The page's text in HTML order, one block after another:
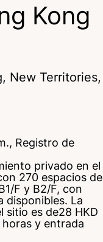
Kong
New Territories,
Registro de
privado en el
270 espacios de
F y B2/F, con
disponibles. La
sitio es de28 HKD
y entrada